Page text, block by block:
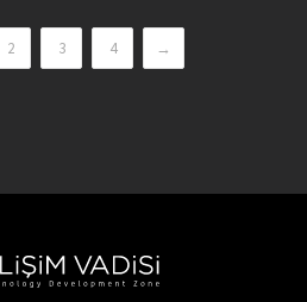
2 3 4 →